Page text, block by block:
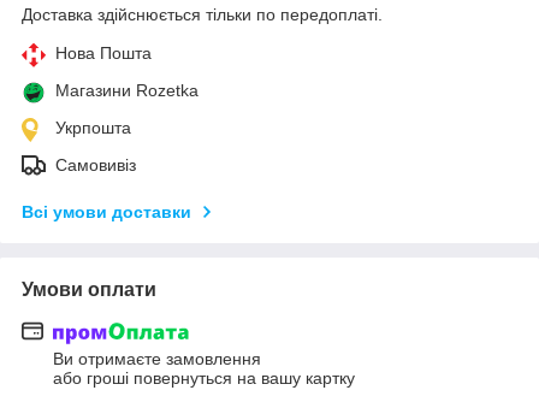
Доставка здійснюється тільки по передоплаті.
Нова Пошта
Магазини Rozetka
Укрпошта
Самовивіз
Всі умови доставки
Умови оплати
Ви отримаєте замовлення
або гроші повернуться на вашу картку